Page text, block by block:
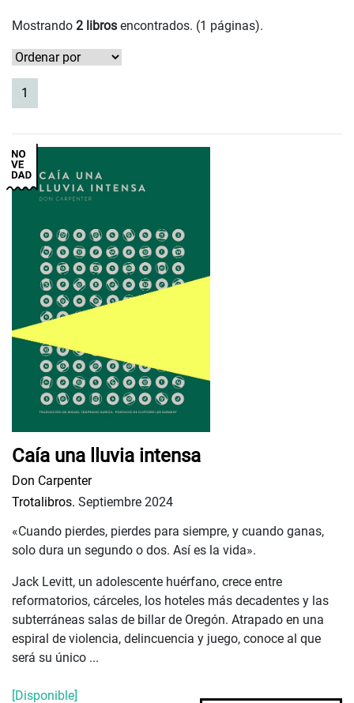
Mostrando 2 libros encontrados. (1 páginas).
1
Caía una lluvia intensa
Don Carpenter
Trotalibros. Septiembre 2024
«Cuando pierdes, pierdes para siempre, y cuando ganas,
solo dura un segundo o dos. Así es la vida».
Jack Levitt, un adolescente huérfano, crece entre
reformatorios, cárceles, los hoteles más decadentes y las
subterráneas salas de billar de Oregón. Atrapado en una
espiral de violencia, delincuencia y juego, conoce al que
será su único ...
[Disponible]